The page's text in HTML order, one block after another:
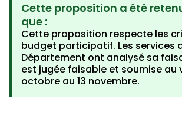
Cette proposition a été
que :
Cette proposition respecte les
budget participatif. Les services
Département ont analysé sa
est jugée faisable et soumise au
octobre au 13 novembre.